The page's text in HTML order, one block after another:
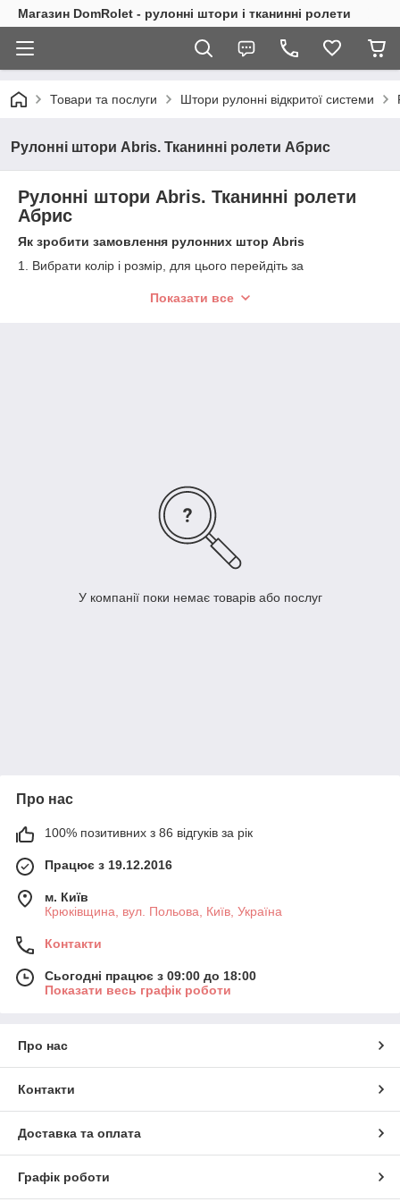
Магазин DomRolet - рулонні штори і тканинні ролети
Товари та послуги Штори рулонні відкритої системи
Рулонні штори Abris. Тканинні ролети Абрис
Рулонні штори Abris. Тканинні ролети
Абрис
Як зробити замовлення рулонних штор Abris
1. Вибрати колір і розмір, для цього перейдіть за
https://domrolet.com.ua/p466493543-rulonnye-shtory-abris.html
за Вашим. Наприклад, Ваша ширина 51 см, у такому випадку
!!!Обов'язково вказуємо в коментарі до замовлення
точну ширину і висоту виробу, яку Ви виміряли.
поля замовлення.
4. Наш менеджер зв'яжеться з Вами для уточнення усіх
необхідних деталей.
Рулонні штори Abris. Тканинні ролети
Абрис
Тканинні ролети використовуються не тільки в якості захисту
від сонця, але і як декоративний елемент. Рулонні штори
Показати все
У компанії поки немає товарів або послуг
Про нас
100% позитивних з 86 відгуків за рік
Працює з 19.12.2016
м. Київ
Крюківщина, вул. Польова, Київ, Україна
Контакти
Сьогодні працює з 09:00 до 18:00
Показати весь графік роботи
Про нас
Контакти
Доставка та оплата
Графік роботи